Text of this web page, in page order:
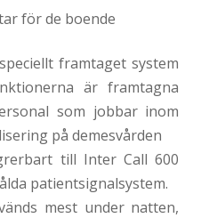
för de boende
framtaget system
är framtagna
som jobbar inom
på demesvården
till Inter Call 600
patientsignalsystem.
mest under natten,